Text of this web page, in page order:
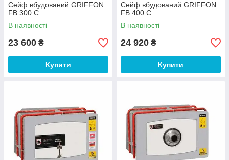
Сейф вбудований GRIFFON
FB.300.C
В наявності
23 600 ₴
Купити
Сейф вбудований GRIFFON
FВ.400.С
В наявності
24 920 ₴
Купити